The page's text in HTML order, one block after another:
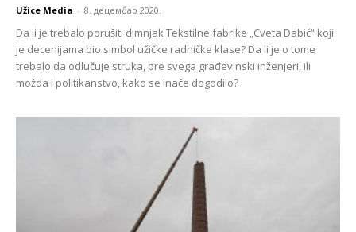
Užice Media - 8. децембар 2020.
Da li je trebalo porušiti dimnjak Tekstilne fabrike „Cveta Dabić“ koji
je decenijama bio simbol užičke radničke klase? Da li je o tome
trebalo da odlučuje struka, pre svega građevinski inženjeri, ili
možda i politikanstvo, kako se inače dogodilo?